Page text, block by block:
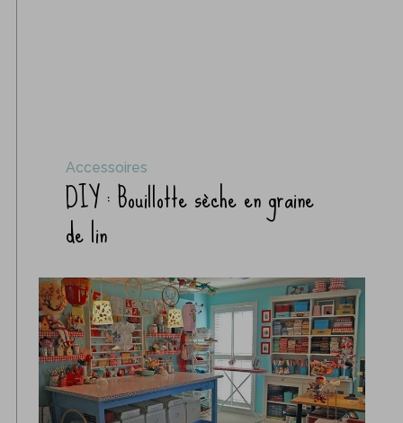
Accessoires
DIY : Bouillotte sèche en graine
de lin